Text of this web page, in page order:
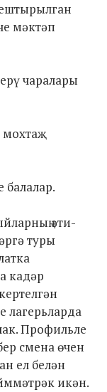
мәктәп
чаралары
мохтаҗ
балалар.
әти-
туры
кадәр
лагерьларда
Профильле
смена өчен
ел белән
икән.